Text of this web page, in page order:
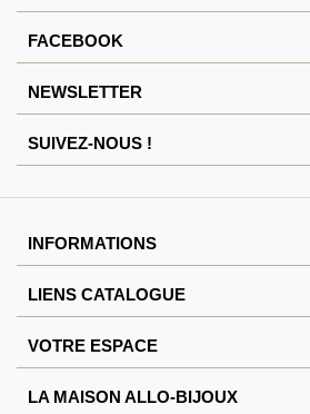
FACEBOOK
NEWSLETTER
SUIVEZ-NOUS !
INFORMATIONS
LIENS CATALOGUE
VOTRE ESPACE
LA MAISON ALLO-BIJOUX